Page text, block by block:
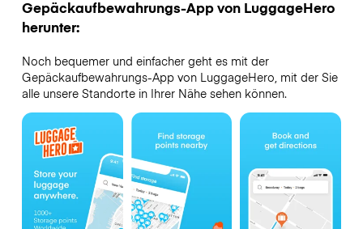
Gepäckaufbewahrungs-App von LuggageHero
herunter:
Noch bequemer und einfacher geht es mit der
Gepäckaufbewahrungs-App von LuggageHero, mit der Sie
alle unsere Standorte in Ihrer Nähe sehen können.